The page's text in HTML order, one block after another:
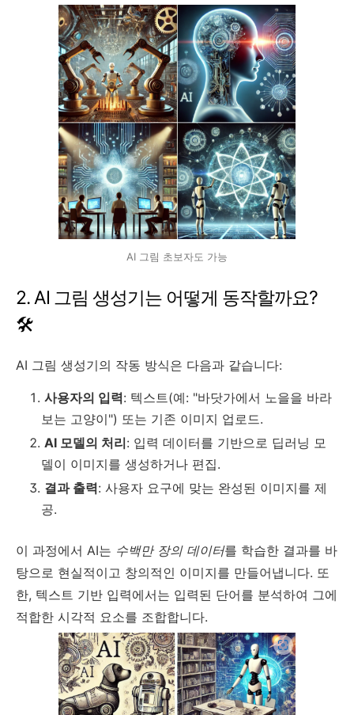
AI 그림 초보자도 가능
2. AI 그림 생성기는 어떻게 동작할까요?
🛠️
AI 그림 생성기의 작동 방식은 다음과 같습니다:
사용자의 입력: 텍스트(예: "바닷가에서 노을을 바라
보는 고양이") 또는 기존 이미지 업로드.
AI 모델의 처리: 입력 데이터를 기반으로 딥러닝 모
델이 이미지를 생성하거나 편집.
결과 출력: 사용자 요구에 맞는 완성된 이미지를 제
공.
이 과정에서 AI는 수백만 장의 데이터를 학습한 결과를 바
탕으로 현실적이고 창의적인 이미지를 만들어냅니다. 또
한, 텍스트 기반 입력에서는 입력된 단어를 분석하여 그에
적합한 시각적 요소를 조합합니다.